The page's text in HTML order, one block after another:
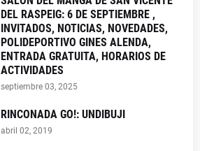
DEL RASPEIG: 6 DE SEPTIEMBRE ,
INVITADOS, NOTICIAS, NOVEDADES,
POLIDEPORTIVO GINES ALENDA,
ENTRADA GRATUITA, HORARIOS DE
ACTIVIDADES
septiembre 03, 2025
RINCONADA GO!: UNDIBUJI
abril 02, 2019